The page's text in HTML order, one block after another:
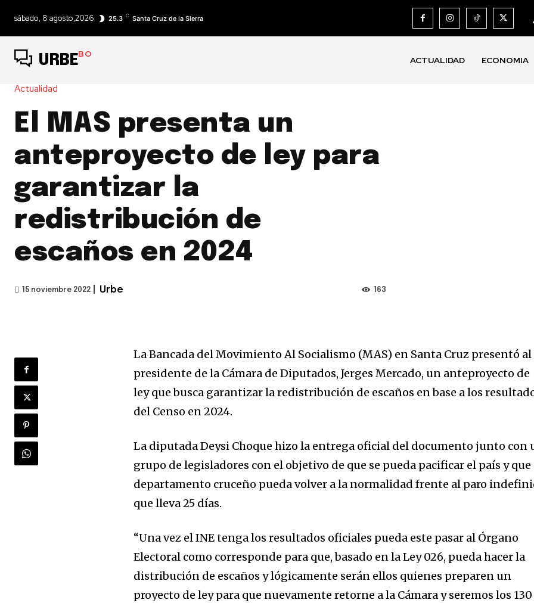
sábado, 8 agosto,2026 25.3 C Santa Cruz de la Sierra
URBEBO
ACTUALIDAD ECONOMIA
Actualidad
El MAS presenta un
anteproyecto de ley para
garantizar la
redistribución de
escaños en 2024
15 noviembre 2022 Urbe 163
La Bancada del Movimiento Al Socialismo (MAS) en Santa Cruz presentó al
presidente de la Cámara de Diputados, Jerges Mercado, un anteproyecto de
ley que busca garantizar la redistribución de escaños en base a los
del Censo en 2024.
La diputada Deysi Choque hizo la entrega oficial del documento junto con
grupo de legisladores con el objetivo de que se pueda pacificar el país y que
departamento cruceño pueda volver a la normalidad frente al paro
que lleva 25 días.
“Una vez el INE tenga los resultados oficiales pueda este pasar al Órgano
Electoral como corresponde para que, basado en la Ley 026, pueda hacer la
distribución de escaños y lógicamente serán ellos quienes preparen un
proyecto de ley para que nuevamente retorne a la Cámara y seremos los 130